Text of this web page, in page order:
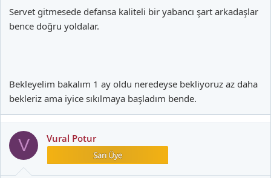
Servet gitmesede defansa kaliteli bir yabancı şart arkadaşlar
bence doğru yoldalar.
Bekleyelim bakalım 1 ay oldu neredeyse bekliyoruz az daha
bekleriz ama iyice sıkılmaya başladım bende.
V Vural Potur